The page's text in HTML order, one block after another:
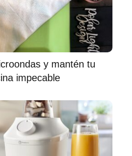
y mantén tu
impecable